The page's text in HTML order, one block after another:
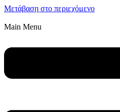
Μετάβαση στο περιεχόμενο
Main Menu